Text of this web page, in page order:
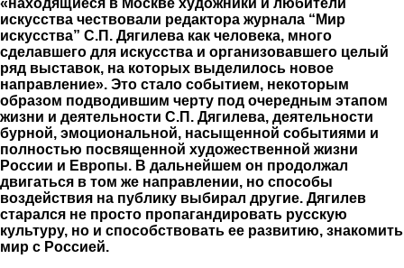
искусства чествовали редактора журнала “Мир
искусства” С.П. Дягилева как человека, много
сделавшего для искусства и организовавшего целый
ряд выставок, на которых выделилось новое
направление». Это стало событием, некоторым
образом подводившим черту под очередным этапом
жизни и деятельности С.П. Дягилева, деятельности
бурной, эмоциональной, насыщенной событиями и
полностью посвященной художественной жизни
России и Европы. В дальнейшем он продолжал
двигаться в том же направлении, но способы
воздействия на публику выбирал другие. Дягилев
старался не просто пропагандировать русскую
культуру, но и способствовать ее развитию, знакомить
мир с Россией.